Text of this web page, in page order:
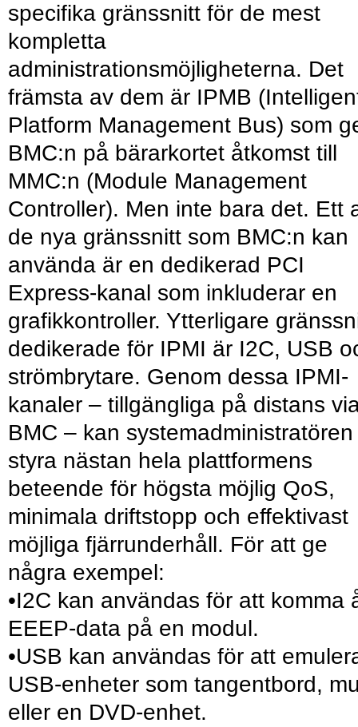
specifika gränssnitt för de mest
kompletta
administrationsmöjligheterna. Det
främsta av dem är IPMB
Platform Management Bus) som
BMC:n på bärarkortet åtkomst till
MMC:n (Module Management
Controller). Men inte bara det. Ett
de nya gränssnitt som BMC:n kan
använda är en dedikerad PCI
Express-kanal som inkluderar en
grafikkontroller. Ytterligare
dedikerade för IPMI är I2C, USB
strömbrytare. Genom dessa IPMI-
kanaler – tillgängliga på distans
BMC – kan systemadministratören
styra nästan hela plattformens
beteende för högsta möjlig QoS,
minimala driftstopp och effektivast
möjliga fjärrunderhåll. För att ge
några exempel:
•I2C kan användas för att komma
EEEP-data på en modul.
•USB kan användas för att
USB-enheter som tangentbord,
eller en DVD-enhet.